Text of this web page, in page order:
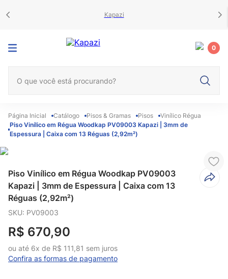
Kapazi
0
Catálogo Pisos & Gramas Pisos
Vinílico Régua
Piso Vinílico em Régua Woodkap PV09003 Kapazi | 3mm de
Espessura | Caixa com 13 Réguas (2,92m²)
Piso Vinílico em Régua Woodkap PV09003
Kapazi | 3mm de Espessura | Caixa com 13
Réguas (2,92m²)
SKU: PV09003
R$ 670,90
ou até 6x de R$ 111,81 sem juros
Confira as formas de pagamento